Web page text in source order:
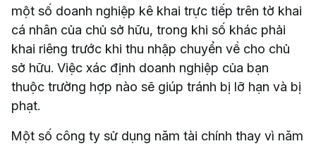
một số doanh nghiệp kê khai trực tiếp trên tờ khai
cá nhân của chủ sở hữu, trong khi số khác phải
khai riêng trước khi thu nhập chuyển về cho chủ
sở hữu. Việc xác định doanh nghiệp của bạn
thuộc trường hợp nào sẽ giúp tránh bị lỡ hạn và bị
phạt.
Một số công ty sử dụng năm tài chính thay vì năm